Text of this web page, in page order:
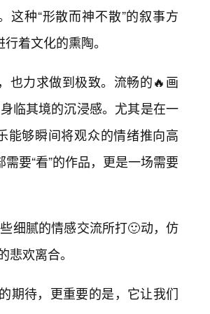
种“形散而神不散”的叙事方
着文化的熏陶。
也力求做到极致。流畅的🔥画
临其境的沉浸感。尤其是在一
能够瞬间将观众的情绪推向高
要“看”的作品，更是一场需要
细腻的情感交流所打🙂动，仿
欢离合。
期待，更重要的是，它让我们